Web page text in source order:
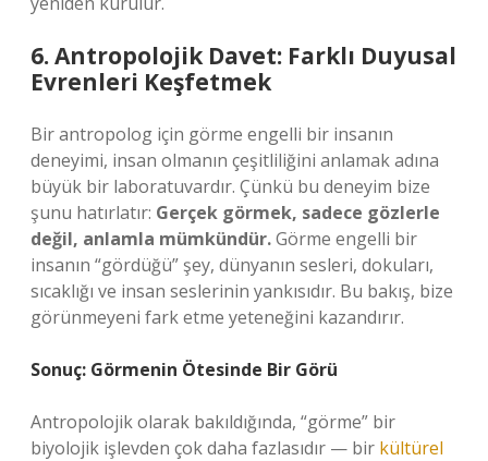
6. Antropolojik Davet: Farklı Duyusal
Evrenleri Keşfetmek
Bir antropolog için görme engelli bir insanın
deneyimi, insan olmanın çeşitliliğini anlamak adına
büyük bir laboratuvardır. Çünkü bu deneyim bize
şunu hatırlatır: Gerçek görmek, sadece gözlerle
değil, anlamla mümkündür.Görme engelli bir
insanın “gördüğü” şey, dünyanın sesleri, dokuları,
sıcaklığı ve insan seslerinin yankısıdır. Bu bakış, bize
görünmeyeni fark etme yeteneğini kazandırır.
Sonuç: Görmenin Ötesinde Bir Görü
Antropolojik olarak bakıldığında, “görme” bir
biyolojik işlevden çok daha fazlasıdır — bir kültürel